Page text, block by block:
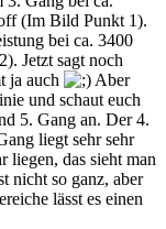
(Im Bild Punkt 1).
bei ca. 3400
Jetzt sagt noch
ja auch
Aber
und schaut euch
5. Gang an. Der 4.
liegt sehr sehr
liegen, das sieht man
nicht so ganz, aber
lässt es einen